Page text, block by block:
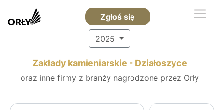
Zgłoś się
2025
Zakłady kamieniarskie - Działoszyce
oraz inne firmy z branży nagrodzone przez Orły